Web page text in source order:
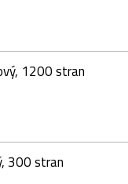
1200 stran
300 stran